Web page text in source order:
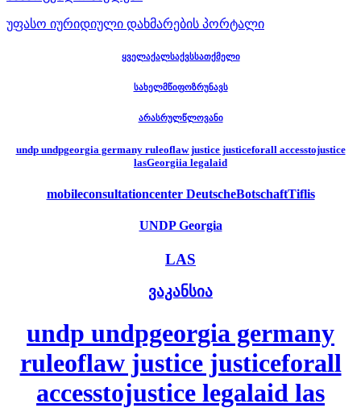
უფასო იურიდიული დახმარების პორტალი
ყველაქალსაქვსსათქმელი
სახელმწიფოზრუნავს
არასრულწლოვანი
undp undpgeorgia germany ruleoflaw justice justiceforall accesstojustice
lasGeorgiia legalaid
mobileconsultationcenter DeutscheBotschaftTiflis
UNDP Georgia
LAS
ვაკანსია
undp undpgeorgia germany
ruleoflaw justice justiceforall
accesstojustice legalaid las